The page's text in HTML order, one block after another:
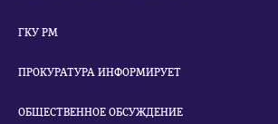
ГКУ РМ
ПРОКУРАТУРА ИНФОРМИРУЕТ
ОБЩЕСТВЕННОЕ ОБСУЖДЕНИЕ